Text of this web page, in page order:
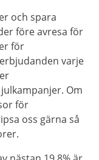
och spara
före avresa för
för
varje
Om
för
oss gärna så